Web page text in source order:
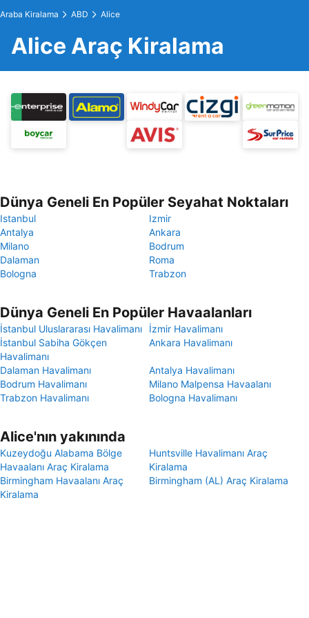
Araba Kiralama ABD Alice
Alice Araç Kiralama
Dünya Geneli En Popüler Seyahat Noktaları
Istanbul
Izmir
Antalya
Ankara
Milano
Bodrum
Dalaman
Roma
Bologna
Trabzon
Dünya Geneli En Popüler Havaalanları
İstanbul Uluslararası Havalimanı
İzmir Havalimanı
İstanbul Sabiha Gökçen
Havalimanı
Ankara Havalimanı
Dalaman Havalimanı
Antalya Havalimanı
Bodrum Havalimanı
Milano Malpensa Havaalanı
Trabzon Havalimanı
Bologna Havalimanı
Alice'nın yakınında
Kuzeydoğu Alabama Bölge
Havaalanı Araç Kiralama
Huntsville Havalimanı Araç
Kiralama
Birmingham Havaalanı Araç
Kiralama
Birmingham (AL) Araç Kiralama